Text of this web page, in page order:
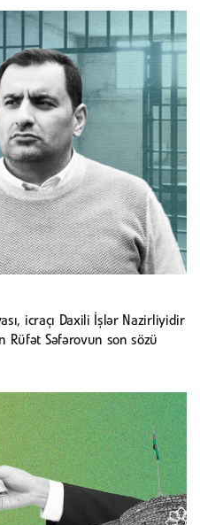
icraçı Daxili İşlər Nazirliyidir
Rüfət Səfərovun son sözü